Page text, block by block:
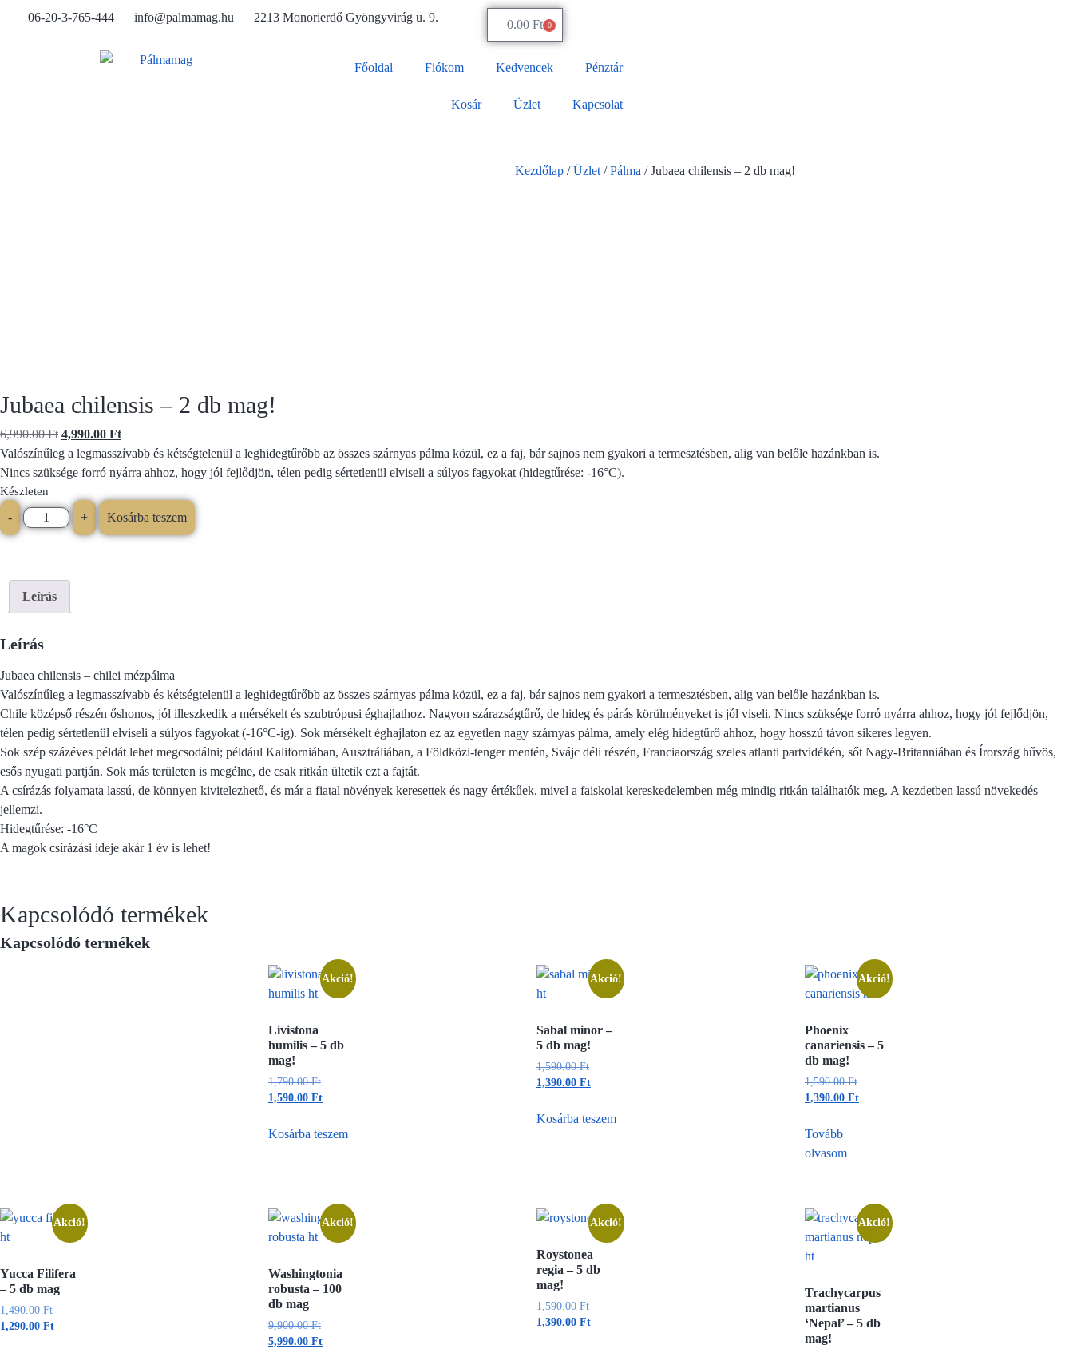
06-20-3-765-444 info@palmamag.hu 2213 Monorierdő Gyöngyvirág u. 9.
0.00 Ft 0
Főoldal Fiókom Kedvencek Pénztár
Kosár Üzlet Kapcsolat
Kezdőlap /Üzlet /Pálma / Jubaea chilensis – 2 db mag!
Jubaea chilensis – 2 db mag!
6,990.00Ft 4,990.00 Ft
Valószínűleg a legmasszívabb és kétségtelenül a leghidegtűrőbb az összes szárnyas pálma közül, ez a faj, bár sajnos nem gyakori a termesztésben, alig van belőle hazánkban is.
Nincs szüksége forró nyárra ahhoz, hogy jól fejlődjön, télen pedig sértetlenül elviseli a súlyos fagyokat (hidegtűrése: -16°C).
Készleten
- + Kosárba teszem
Leírás
Leírás
Jubaea chilensis – chilei mézpálma
Valószínűleg a legmasszívabb és kétségtelenül a leghidegtűrőbb az összes szárnyas pálma közül, ez a faj, bár sajnos nem gyakori a termesztésben, alig van belőle hazánkban is.
Chile középső részén őshonos, jól illeszkedik a mérsékelt és szubtrópusi éghajlathoz. Nagyon szárazságtűrő, de hideg és párás körülményeket is jól viseli. Nincs szüksége forró nyárra ahhoz, hogy jól fejlődjön,
télen pedig sértetlenül elviseli a súlyos fagyokat (-16°C-ig). Sok mérsékelt éghajlaton ez az egyetlen nagy szárnyas pálma, amely elég hidegtűrő ahhoz, hogy hosszú távon sikeres legyen.
Sok szép százéves példát lehet megcsodálni; például Kaliforniában, Ausztráliában, a Földközi-tenger mentén, Svájc déli részén, Franciaország szeles atlanti partvidékén, sőt Nagy-Britanniában és Írország hűvös,
esős nyugati partján. Sok más területen is megélne, de csak ritkán ültetik ezt a fajtát.
A csírázás folyamata lassú, de könnyen kivitelezhető, és már a fiatal növények keresettek és nagy értékűek, mivel a faiskolai kereskedelemben még mindig ritkán találhatók meg. A kezdetben lassú növekedés
jellemzi.
Hidegtűrése: -16°C
A magok csírázási ideje akár 1 év is lehet!
Kapcsolódó termékek
Kapcsolódó termékek
Akció!
Livistona
humilis – 5 db
mag!
1,790.00Ft
1,590.00 Ft
Kosárba teszem
Akció!
Sabal minor –
5 db mag!
1,590.00Ft
1,390.00 Ft
Kosárba teszem
Akció!
Phoenix
canariensis – 5
db mag!
1,590.00Ft
1,390.00 Ft
Tovább
olvasom
Akció!
Yucca Filifera
– 5 db mag
1,490.00Ft
1,290.00 Ft
Akció!
Washingtonia
robusta – 100
db mag
9,900.00Ft
5,990.00 Ft
Akció!
Roystonea
regia – 5 db
mag!
1,590.00Ft
1,390.00 Ft
Akció!
Trachycarpus
martianus
‘Nepal’ – 5 db
mag!